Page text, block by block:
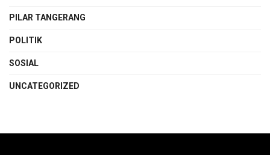
PILAR TANGERANG
POLITIK
SOSIAL
UNCATEGORIZED